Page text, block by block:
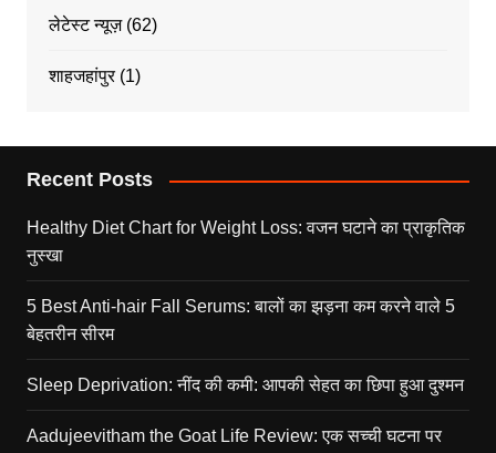
लेटेस्ट न्यूज़(62)
शाहजहांपुर(1)
Recent Posts
Healthy Diet Chart for Weight Loss: वजन घटाने का प्राकृतिक
नुस्खा
5 Best Anti-hair Fall Serums: बालों का झड़ना कम करने वाले 5
बेहतरीन सीरम
Sleep Deprivation: नींद की कमी: आपकी सेहत का छिपा हुआ दुश्मन
Aadujeevitham the Goat Life Review: एक सच्ची घटना पर